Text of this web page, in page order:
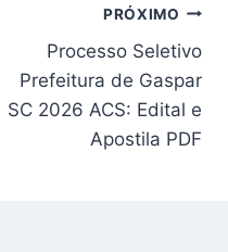
PRÓXIMO
Processo Seletivo
Prefeitura de Gaspar
SC 2026 ACS: Edital e
Apostila PDF